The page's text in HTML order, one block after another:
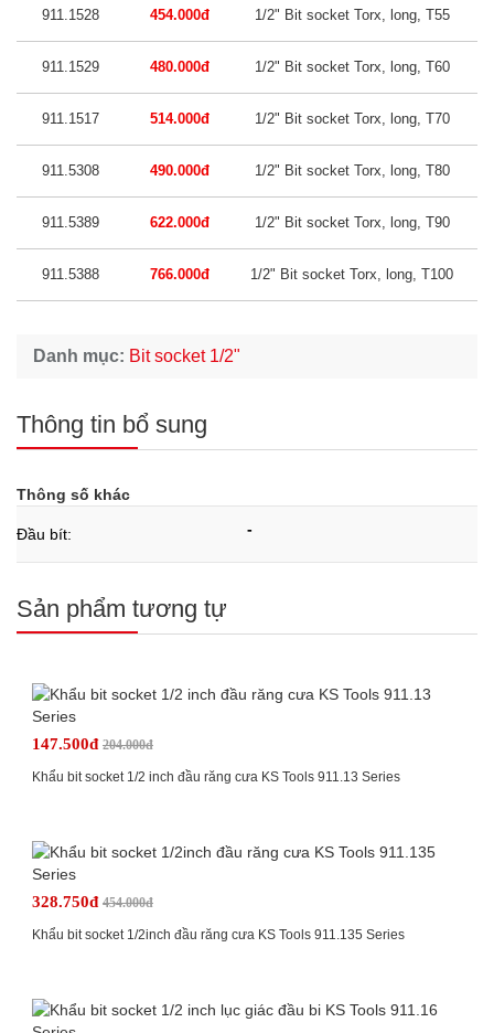
911.1528 454.000đ 1/2" Bit socket Torx, long, T55
911.1529 480.000đ 1/2" Bit socket Torx, long, T60
911.1517 514.000đ 1/2" Bit socket Torx, long, T70
911.5308 490.000đ 1/2" Bit socket Torx, long, T80
911.5389 622.000đ 1/2" Bit socket Torx, long, T90
911.5388 766.000đ 1/2" Bit socket Torx, long, T100
Danh mục: Bit socket 1/2"
Thông tin bổ sung
Thông số khác
Đầu bít: -
Sản phẩm tương tự
147.500đ 204.000đ
Khẩu bit socket 1/2 inch đầu răng cưa KS Tools 911.13 Series
328.750đ 454.000đ
Khẩu bit socket 1/2inch đầu răng cưa KS Tools 911.135 Series